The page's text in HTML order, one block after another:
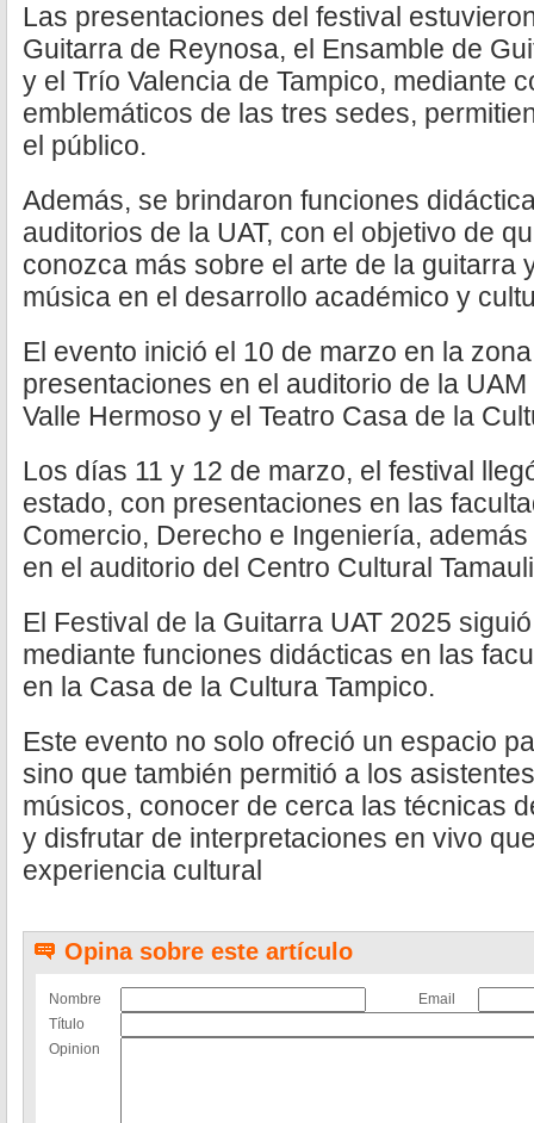
Las presentaciones del festival
Guitarra de Reynosa, el Ensamble de
y el Trío Valencia de Tampico, mediante
emblemáticos de las tres sedes,
el público.
Además, se brindaron funciones
auditorios de la UAT, con el objetivo de
conozca más sobre el arte de la guitarra
música en el desarrollo académico y
El evento inició el 10 de marzo en la
presentaciones en el auditorio de la
Valle Hermoso y el Teatro Casa de la
Los días 11 y 12 de marzo, el festival
estado, con presentaciones en las
Comercio, Derecho e Ingeniería,
en el auditorio del Centro Cultural
El Festival de la Guitarra UAT 2025
mediante funciones didácticas en las
en la Casa de la Cultura Tampico.
Este evento no solo ofreció un espacio
sino que también permitió a los
músicos, conocer de cerca las técnicas
y disfrutar de interpretaciones en vivo
experiencia cultural
Opina sobre este artículo
Nombre
Email
Título
Opinion